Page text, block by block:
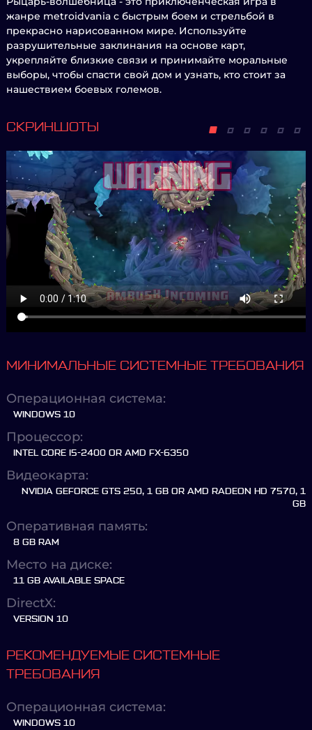
жанре metroidvania с быстрым боем и стрельбой в
прекрасно нарисованном мире. Используйте
разрушительные заклинания на основе карт,
укрепляйте близкие связи и принимайте моральные
выборы, чтобы спасти свой дом и узнать, кто стоит за
нашествием боевых големов.
СКРИНШОТЫ
МИНИМАЛЬНЫЕ СИСТЕМНЫЕ ТРЕБОВАНИЯ
Операционная система:
WINDOWS 10
Процессор:
INTEL CORE I5-2400 OR AMD FX-6350
Видеокарта:
NVIDIA GEFORCE GTS 250, 1 GB OR AMD RADEON HD 7570, 1
GB
Оперативная память:
8 GB RAM
Место на диске:
11 GB AVAILABLE SPACE
DirectX:
VERSION 10
РЕКОМЕНДУЕМЫЕ СИСТЕМНЫЕ
ТРЕБОВАНИЯ
Операционная система:
WINDOWS 10